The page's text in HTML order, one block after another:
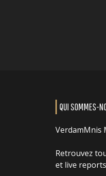
QUI SOMMES-
VerdamMnis
Retrouvez
et live